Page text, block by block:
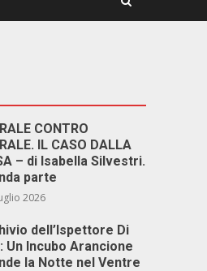
CONTRO
IL CASO DALLA
– di Isabella Silvestri.
parte
2026
dell’Ispettore Di
Un Incubo Arancione
la Notte nel Ventre